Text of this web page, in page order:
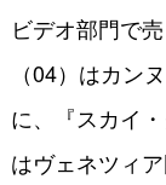
ビデオ部門で
（04）はカン
に、『スカイ
はヴェネツィ